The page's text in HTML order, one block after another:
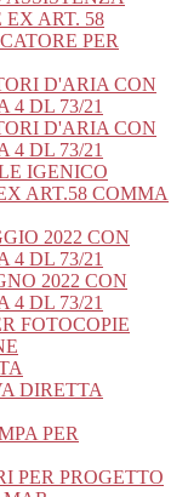
EX ART. 58
PER
D'ARIA CON
4 DL 73/21
D'ARIA CON
4 DL 73/21
IGENICO
ART.58 COMMA
2022 CON
4 DL 73/21
2022 CON
4 DL 73/21
FOTOCOPIE
DIRETTA
PER
PER PROGETTO